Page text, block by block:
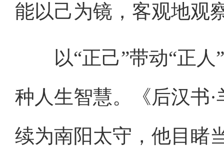
能以己为镜，客观地观
以“正己”带动“正人”
种人生智慧。《后汉书
续为南阳太守，他目睹